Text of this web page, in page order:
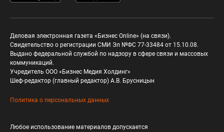
Деловая электронная газета «Бизнес Online» (на связи).
Свидетельство о регистрации СМИ Эл №ФС 77-33484 от 15.10.08.
Выдано федеральной службой по надзору в сфере связи и массовых
коммуникаций.
Учредитель ООО «Бизнес Медия Холдинг»
Шеф-редактор (главный редактор) А.В. Брусницын
Политика о персональных данных
Любое использование материалов допускается